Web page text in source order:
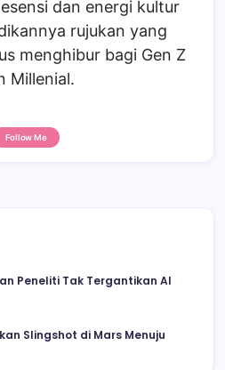
dan energi kultur
rujukan yang
menghibur bagi Gen Z
Millenial.
Follow Me
Peneliti Tak Tergantikan AI
Slingshot di Mars Menuju